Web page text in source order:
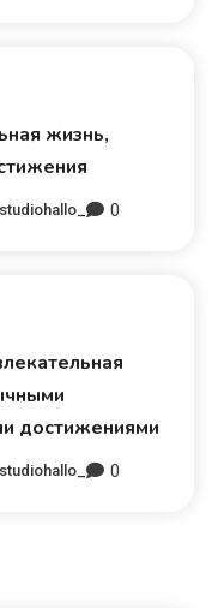
жизнь,
studiohallo_ 0
достижениями
studiohallo_ 0